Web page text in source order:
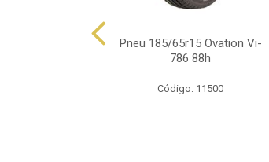
Pneu 185/65r15 Ovation Vi-
786 88h
Código: 11500